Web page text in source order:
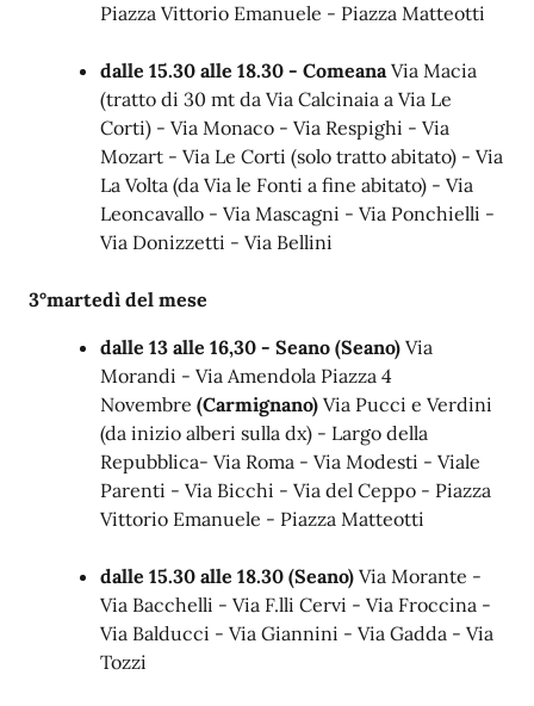
Piazza Vittorio Emanuele - Piazza Matteotti
dalle 15.30 alle 18.30 - ComeanaVia Macia
(tratto di 30 mt da Via Calcinaia a Via Le
Corti) - Via Monaco - Via Respighi - Via
Mozart - Via Le Corti (solo tratto abitato) - Via
La Volta (da Via le Fonti a fine abitato) - Via
Leoncavallo - Via Mascagni - Via Ponchielli -
Via Donizzetti - Via Bellini
3°martedì del mese
dalle 13 alle 16,30 - Seano (Seano) Via
Morandi - Via Amendola Piazza 4
Novembre (Carmignano) Via Pucci e Verdini
(da inizio alberi sulla dx) - Largo della
Repubblica- Via Roma - Via Modesti - Viale
Parenti - Via Bicchi - Via del Ceppo - Piazza
Vittorio Emanuele - Piazza Matteotti
dalle 15.30 alle 18.30 (Seano) Via Morante -
Via Bacchelli - Via F.lli Cervi - Via Froccina -
Via Balducci - Via Giannini - Via Gadda - Via
Tozzi